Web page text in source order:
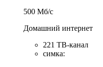
500 Мб/c
Домашний интернет
221 ТB-канал
симка: